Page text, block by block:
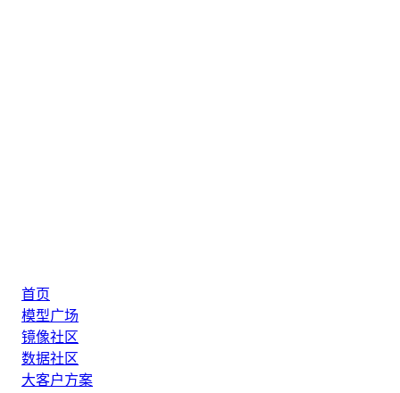
首页
模型广场
镜像社区
数据社区
大客户方案